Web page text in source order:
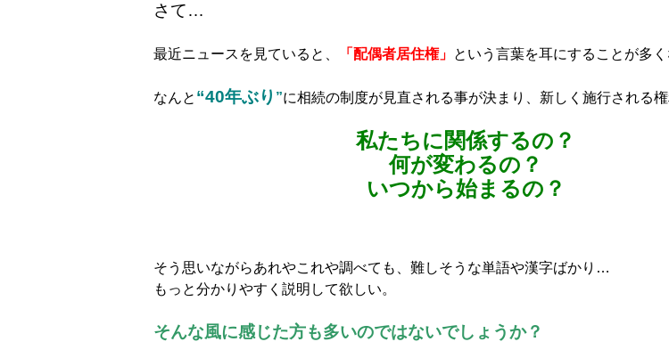
さて…
最近ニュースを見ていると、 「 配偶者居住権」 という言葉を耳にすることが多く
なんと “40年ぶり ”に相続の制度が見直される事が決まり、新しく施行される権
私たちに関係するの？
何が変わるの？
いつから始まるの？
そう思いながらあれやこれや調べても、難しそうな単語や漢字ばかり…
もっと分かりやすく説明して欲しい。
そんな風に感じた方も多いのではないでしょうか？